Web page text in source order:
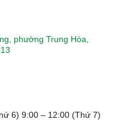
phường Trung Hòa,
6) 9:00 – 12:00 (Thứ 7)